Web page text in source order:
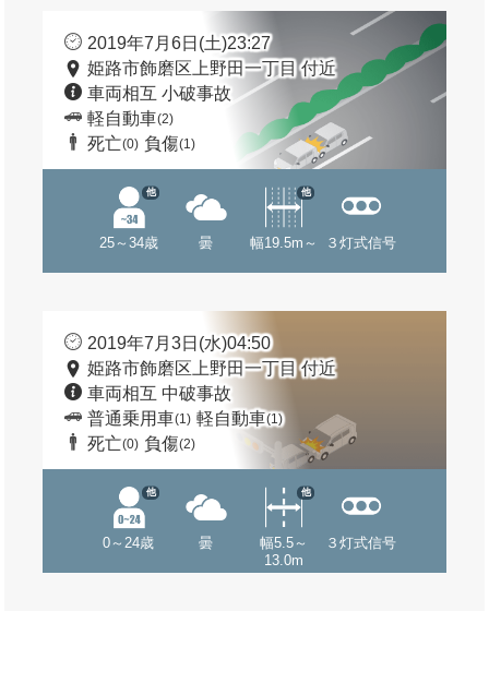
2019年7月6日(土)23:27
姫路市飾磨区上野田一丁目 付近
車両相互 小破事故
軽自動車(2)
死亡(0) 負傷(1)
25～34歳
他
曇 幅19.5m～
他
３灯式信号
2019年7月3日(水)04:50
姫路市飾磨区上野田一丁目 付近
車両相互 中破事故
普通乗用車(1) 軽自動車(1)
死亡(0) 負傷(2)
0～24歳
他
曇
幅5.5～
13.0m
他
３灯式信号